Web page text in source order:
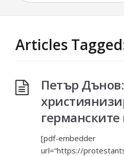
Articles
Петър
[pdf-embedder
url=“https://